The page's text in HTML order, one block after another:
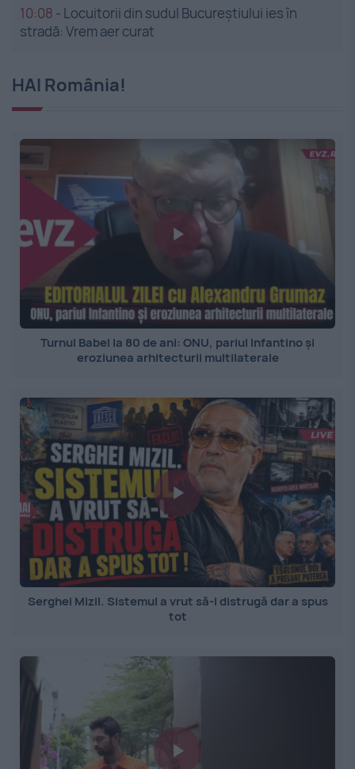
10:08 - Locuitorii din sudul Bucureștiului ies în
stradă: Vrem aer curat
HAI România!
Turnul Babel la 80 de ani: ONU, pariul Infantino și
eroziunea arhitecturii multilaterale
Serghei Mizil. Sistemul a vrut să-l distrugă dar a spus
tot